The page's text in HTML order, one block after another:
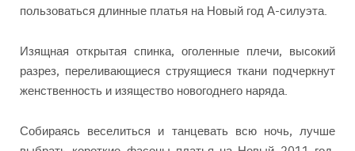
пользоваться длинные платья на Новый год А-силуэта.
Изящная открытая спинка, оголенные плечи, высокий
разрез, переливающиеся струящиеся ткани подчеркнут
женственность и изящество новогоднего наряда.
Собираясь веселиться и танцевать всю ночь, лучше